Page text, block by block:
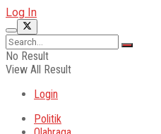
Log In
No Result
View All Result
Login
Politik